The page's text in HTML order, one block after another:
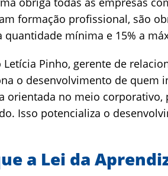
formação profissional, são
quantidade mínima e 15% a
Letícia Pinho, gerente de
o desenvolvimento de quem
orientada no meio
Isso potencializa o
a Lei da